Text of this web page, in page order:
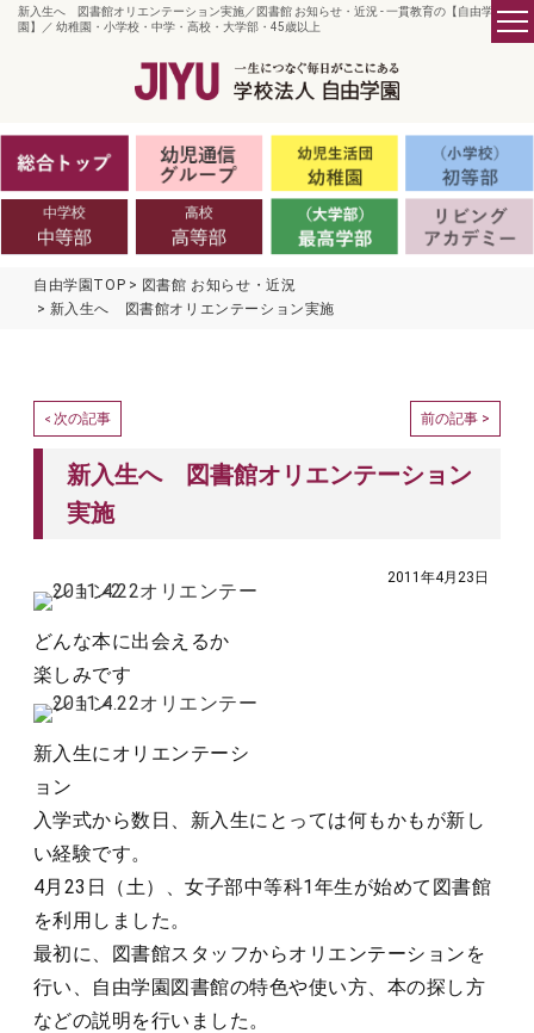
新入生へ 図書館オリエンテーション実施／図書館 お知らせ・近況 - 一貫教育の【自由学
園】／ 幼稚園・小学校・中学・高校・大学部・45歳以上
自由学園TOP
図書館 お知らせ・近況
新入生へ 図書館オリエンテーション実施
< 次の記事 前の記事 >
新入生へ 図書館オリエンテーション
実施
2011年4月23日
どんな本に出会えるか
楽しみです
新入生にオリエンテーシ
ョン
入学式から数日、新入生にとっては何もかもが新し
い経験です。
4月23日（土）、女子部中等科1年生が始めて図書館
を利用しました。
最初に、図書館スタッフからオリエンテーションを
行い、自由学園図書館の特色や使い方、本の探し方
などの説明を行いました。